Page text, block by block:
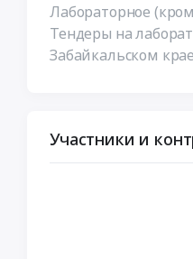
Лабораторное
Тендеры на
Забайкальском крае
Участники и